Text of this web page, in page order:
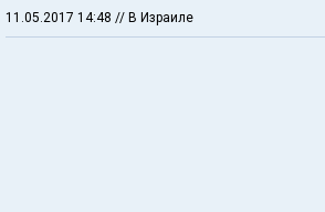
11.05.2017 14:48 // В Израиле